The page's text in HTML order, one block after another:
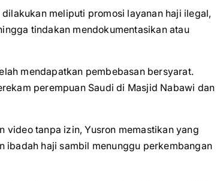
meliputi promosi layanan haji ilegal,
tindakan mendokumentasikan atau
mendapatkan pembebasan bersyarat.
perempuan Saudi di Masjid Nabawi dan
video tanpa izin, Yusron memastikan yang
ibadah haji sambil menunggu perkembangan